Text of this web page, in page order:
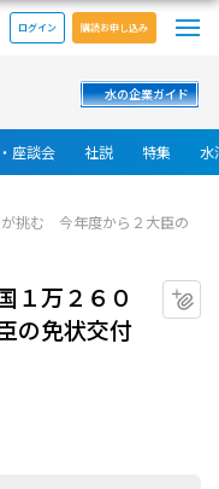
子版
ログイン 購読お申し込み
水の企業ガイド
座談会 社説 特集 水
挑む 今年度から２大臣の
１万２６０
の免状交付